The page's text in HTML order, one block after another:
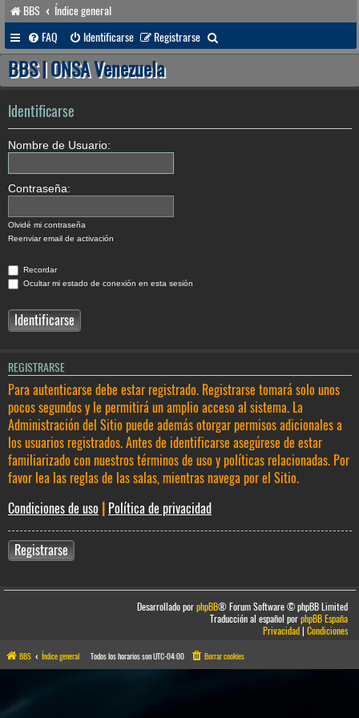
BBS
Índice general
FAQ
Identificarse Registrarse
u
a
BBS | ONSA Venezuela
Identificarse
Nombre de Usuario:
Contraseña:
Olvidé mi contraseña
Reenviar email de activación
Recordar
Ocultar mi estado de conexión en esta sesión
REGISTRARSE
Para autenticarse debe estar registrado. Registrarse tomará solo unos
pocos segundos y le permitirá un amplio acceso al sistema. La
Administración del Sitio puede además otorgar permisos adicionales a
los usuarios registrados. Antes de identificarse asegúrese de estar
familiarizado con nuestros términos de uso y políticas relacionadas. Por
favor lea las reglas de las salas, mientras navega por el Sitio.
Condiciones de uso
Política de privacidad
Registrarse
Desarrollado porphpBB® Forum Software © phpBB Limited
Traducción al español porphpBB España
Privacidad|Condiciones
BBS Índice general Todos los horarios sonUTC-04:00 Borrar cookies